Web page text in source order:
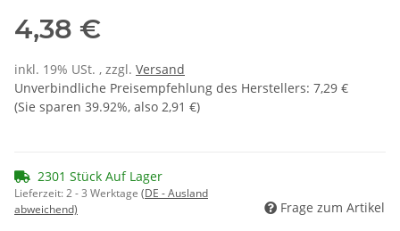
4,38 €
inkl. 19% USt. , zzgl. Versand
Unverbindliche Preisempfehlung des Herstellers: 7,29 €
(Sie sparen 39.92%, also 2,91 €)
2301 Stück Auf Lager
Lieferzeit:2 - 3 Werktage (DE - Ausland
abweichend)
Frage zum Artikel